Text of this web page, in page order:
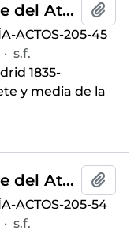
Invitación del presidente del Ateneo de Madrid para la conferencia "Evolución e intuición bergsonianas como pórticos de una nueva actitud filosófica" ofrecida por Rafel Gambra dentro del ciclo
ACTOS-205-45
· s.f.
1835-
y media de la
Invitación del presidente del Ateneo de Madrid para la conferencia "La existencia y la nada en la filosofía de Bergson" ofrecida por Ángel González Álvarez dentro del ciclo
ACTOS-205-54
· s.f.